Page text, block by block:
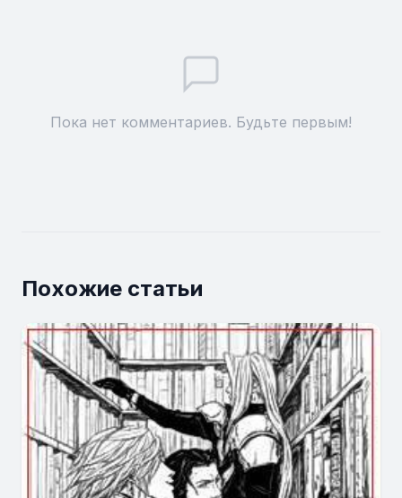
Пока нет комментариев. Будьте первым!
Похожие статьи